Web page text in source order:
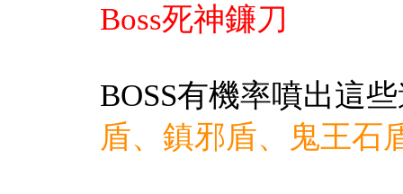
Boss死神鐮刀
BOSS有機率噴出這
盾、鎮邪盾、鬼王石